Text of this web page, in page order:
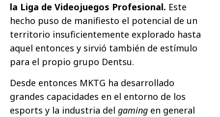
la Liga de Videojuegos Profesional. Este
hecho puso de manifiesto el potencial de un
territorio insuficientemente explorado hasta
aquel entonces y sirvió también de estímulo
para el propio grupo Dentsu.
Desde entonces MKTG ha desarrollado
grandes capacidades en el entorno de los
esports y la industria del gaming en general